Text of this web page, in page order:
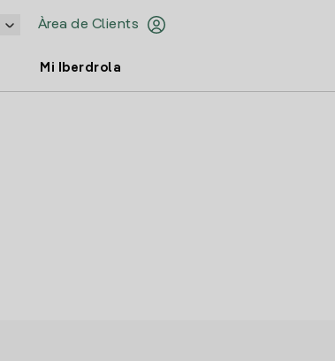
Àrea de Clients
Mi Iberdrola